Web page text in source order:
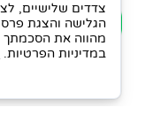
צדדים שלישיים,
הגלישה והצגת
מהווה את הסכמתך
במדיניות הפרטיות.